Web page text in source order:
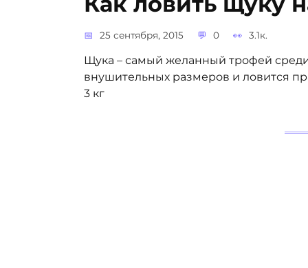
25 сентября, 2015 0 3.1к.
Щука – самый желанный трофей среди
внушительных размеров и ловится
3 кг